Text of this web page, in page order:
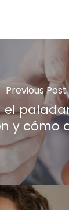
Previous Post
el
y cómo